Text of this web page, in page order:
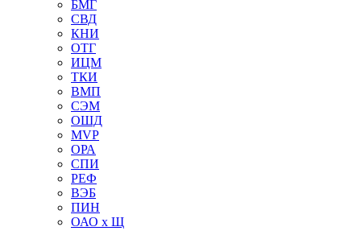
БМГ
СВД
КНИ
ОТГ
ИЦМ
ТКИ
ВМП
СЭМ
ОШД
MVP
ОРА
СПИ
РЕФ
ВЭБ
ПИН
ОАО х Щ